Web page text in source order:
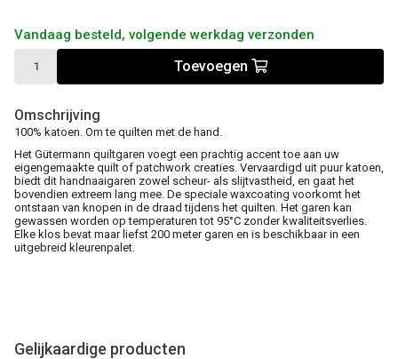
Vandaag besteld, volgende werkdag verzonden
Toevoegen
Omschrijving
100% katoen. Om te quilten met de hand.
Het Gütermann quiltgaren voegt een prachtig accent toe aan uw
eigengemaakte quilt of patchwork creaties. Vervaardigd uit puur katoen,
biedt dit handnaaigaren zowel scheur- als slijtvastheid, en gaat het
bovendien extreem lang mee. De speciale waxcoating voorkomt het
ontstaan van knopen in de draad tijdens het quilten. Het garen kan
gewassen worden op temperaturen tot 95°C zonder kwaliteitsverlies.
Elke klos bevat maar liefst 200 meter garen en is beschikbaar in een
uitgebreid kleurenpalet.
Gelijkaardige producten